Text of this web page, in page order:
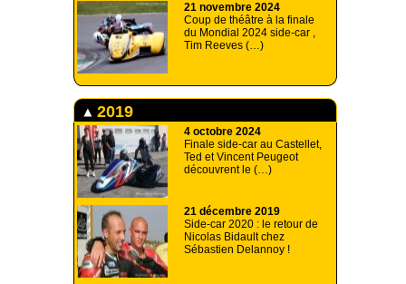
21 novembre 2024
Coup de théâtre à la finale
du Mondial 2024 side-car ,
Tim Reeves (…)
2019
4 octobre 2024
Finale side-car au Castellet,
Ted et Vincent Peugeot
découvrent le (…)
21 décembre 2019
Side-car 2020 : le retour de
Nicolas Bidault chez
Sébastien Delannoy !